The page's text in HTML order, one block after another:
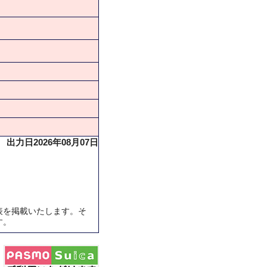
出力日2026年08月07日
掲載いたします。そ